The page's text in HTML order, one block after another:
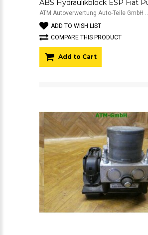
ATM Autoverwertung Auto-Teile GmbH ..
ADD TO WISH LIST
COMPARE THIS PRODUCT
Add to Cart